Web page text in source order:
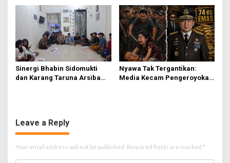
Terima Resmi
Sinergi Bhabin Sidomukti
dan Karang Taruna Arsiba
Nyawa Tak Tergantikan:
Media Kecam Pengeroyokan
Leave a Reply
Your email address will not be published. Required fields are marked *